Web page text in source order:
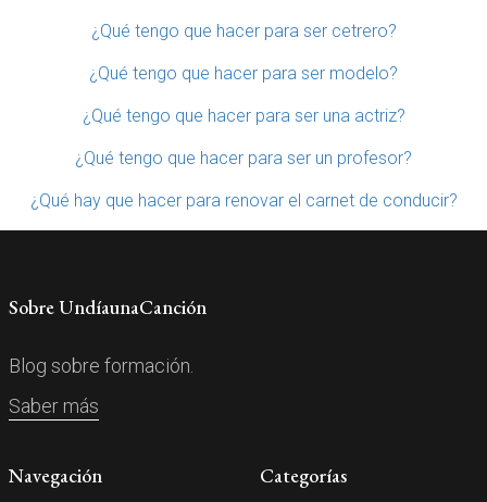
¿Qué tengo que hacer para ser cetrero?
¿Qué tengo que hacer para ser modelo?
¿Qué tengo que hacer para ser una actriz?
¿Qué tengo que hacer para ser un profesor?
¿Qué hay que hacer para renovar el carnet de conducir?
Sobre UndíaunaCanción
Blog sobre formación.
Saber más
Navegación Categorías